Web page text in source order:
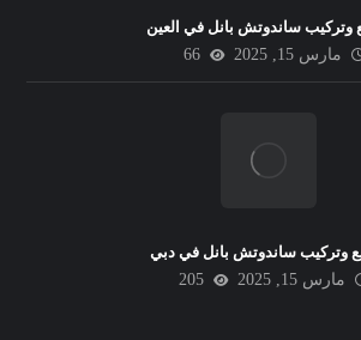
وتركيب ساندوتش بانل في العين
مارس 15, 2025
66
وتركيب ساندوتش بانل في دبي
مارس 15, 2025
205